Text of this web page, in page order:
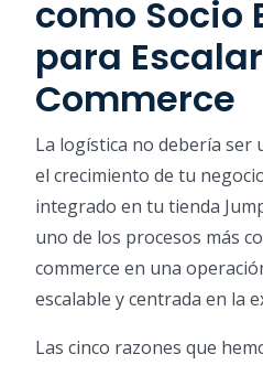
como Socio
para
Commerce
La logística no debería
el crecimiento de tu
integrado en tu tienda
uno de los procesos más
commerce en una
escalable y centrada en la
Las cinco razones que